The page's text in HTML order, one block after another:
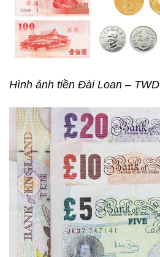
Hình ảnh tiền Đài Loan –